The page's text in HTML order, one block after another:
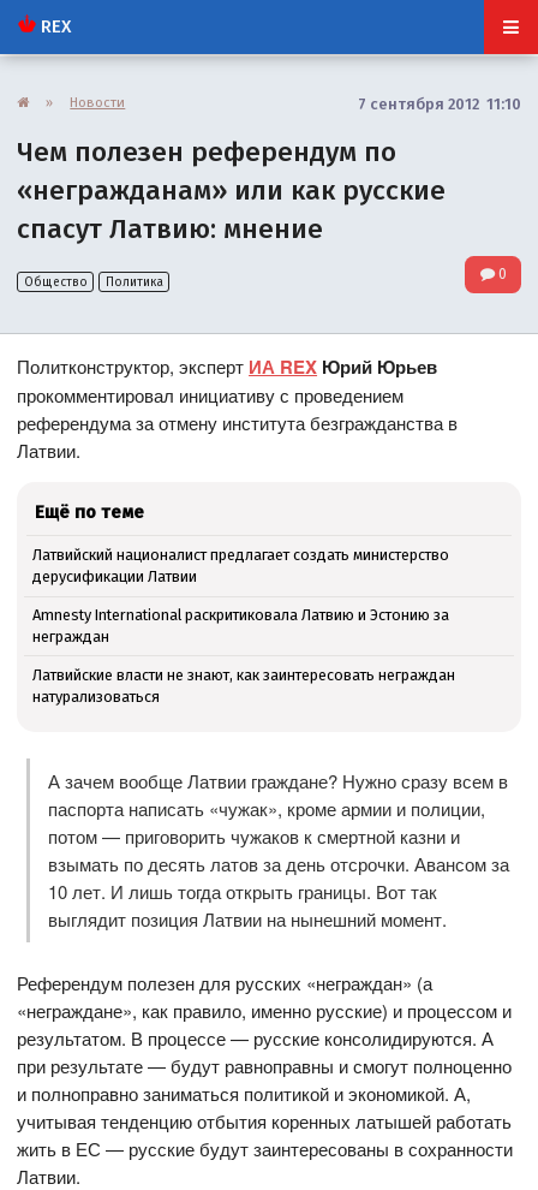
REX
» Новости 7 сентября 2012 11:10
Чем полезен референдум по
«негражданам» или как русские
спасут Латвию: мнение
Общество Политика 0
Политконструктор, эксперт ИА REX Юрий Юрьев
прокомментировал инициативу с проведением
референдума за отмену института безгражданства в
Латвии.
Ещё по теме
Латвийский националист предлагает создать министерство
дерусификации Латвии
Amnesty International раскритиковала Латвию и Эстонию за
неграждан
Латвийские власти не знают, как заинтересовать неграждан
натурализоваться
А зачем вообще Латвии граждане? Нужно сразу всем в
паспорта написать «чужак», кроме армии и полиции,
потом — приговорить чужаков к смертной казни и
взымать по десять латов за день отсрочки. Авансом за
10 лет. И лишь тогда открыть границы. Вот так
выглядит позиция Латвии на нынешний момент.
Референдум полезен для русских «неграждан» (а
«неграждане», как правило, именно русские) и процессом и
результатом. В процессе — русские консолидируются. А
при результате — будут равноправны и смогут полноценно
и полноправно заниматься политикой и экономикой. А,
учитывая тенденцию отбытия коренных латышей работать
жить в ЕС — русские будут заинтересованы в сохранности
Латвии.